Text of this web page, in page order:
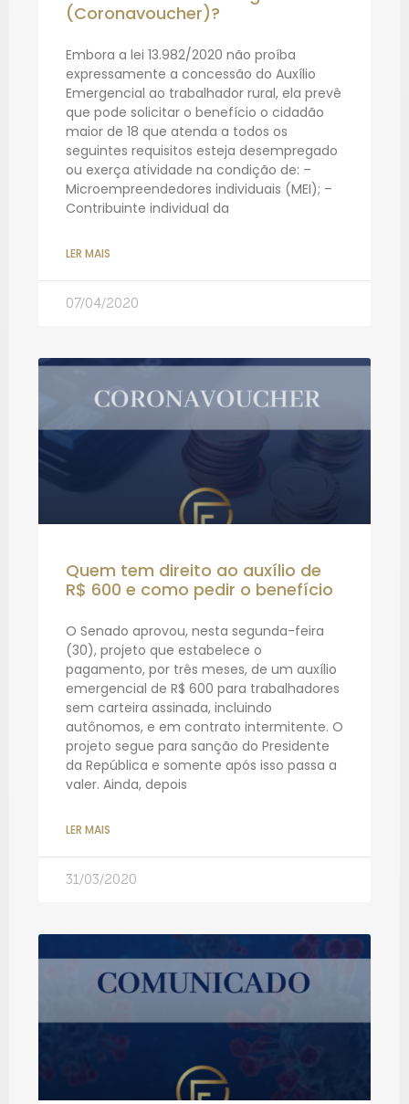
(Coronavoucher)?
Embora a lei 13.982/2020 não proíba
expressamente a concessão do Auxílio
Emergencial ao trabalhador rural, ela prevê
que pode solicitar o benefício o cidadão
maior de 18 que atenda a todos os
seguintes requisitos esteja desempregado
ou exerça atividade na condição de: –
Microempreendedores individuais (MEI); –
Contribuinte individual da
LER MAIS
07/04/2020
Quem tem direito ao auxílio de
R$ 600 e como pedir o benefício
O Senado aprovou, nesta segunda-feira
(30), projeto que estabelece o
pagamento, por três meses, de um auxílio
emergencial de R$ 600 para trabalhadores
sem carteira assinada, incluindo
autônomos, e em contrato intermitente. O
projeto segue para sanção do Presidente
da República e somente após isso passa a
valer. Ainda, depois
LER MAIS
31/03/2020